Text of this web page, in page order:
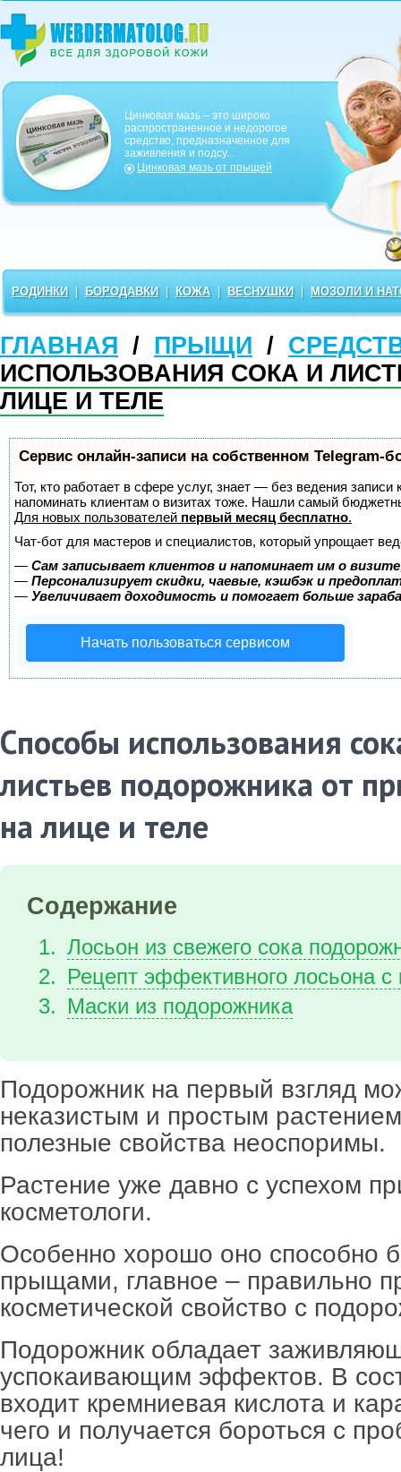
Цинковая мазь – это широко
распространенное и недорогое
средство, предназначенное для
заживления и подсу...
Цинковая мазь от прыщей
РОДИНКИ | БОРОДАВКИ | КОЖА | ВЕСНУШКИ | МОЗОЛИ И
ГЛАВНАЯ / ПРЫЩИ /
ИСПОЛЬЗОВАНИЯ СОКА И
ЛИЦЕ И ТЕЛЕ
Сервис онлайн-записи на собственном Telegram-
Тот, кто работает в сфере услуг, знает — без ведения
напоминать клиентам о визитах тоже. Нашли самый
Для новых пользователей первый месяц бесплатно.
Чат-бот для мастеров и специалистов, который упрощает
— Сам записывает клиентов и напоминает им о
— Персонализирует скидки, чаевые, кэшбэк и
— Увеличивает доходимость и помогает больше
Начать пользоваться сервисом
Способы использования
листьев подорожника от
на лице и теле
Содержание
Лосьон из свежего сока
Рецепт эффективного лосьона
Маски из подорожника
Подорожник на первый взгляд
неказистым и простым
полезные свойства неоспоримы.
Растение уже давно с успехом
косметологи.
Особенно хорошо оно способно
прыщами, главное – правильно
косметической свойство с
Подорожник обладает
успокаивающим эффектов. В
входит кремниевая кислота и
чего и получается бороться с
лица!